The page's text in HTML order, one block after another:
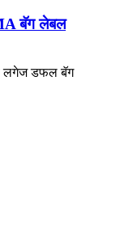
बॅग लेबल
लगेज डफल बॅग